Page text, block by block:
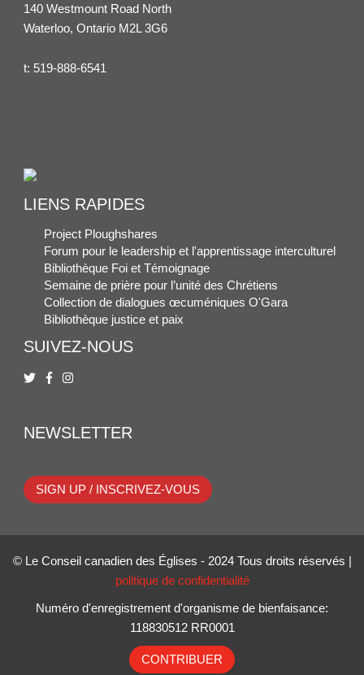
140 Westmount Road North
Waterloo, Ontario M2L 3G6
t: 519-888-6541
LIENS RAPIDES
Project Ploughshares
Forum pour le leadership et l'apprentissage interculturel
Bibliothèque Foi et Témoignage
Semaine de prière pour l’unité des Chrétiens
Collection de dialogues œcuméniques O'Gara
Bibliothèque justice et paix
SUIVEZ-NOUS
NEWSLETTER
SIGN UP / INSCRIVEZ-VOUS
© Le Conseil canadien des Églises - 2024 Tous droits réservés |
politique de confidentialité
Numéro d'enregistrement d'organisme de bienfaisance:
118830512 RR0001
CONTRIBUER